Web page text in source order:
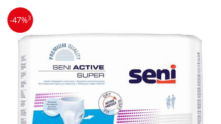
ÜBERSICHT AKTIONEN
Aktuelle Coupons
Gratis dazu
Neuheiten
ÜBERSICHT KATEGORIEN
Arzneimittel
Bio & Genuss
Diabetes
-47%3